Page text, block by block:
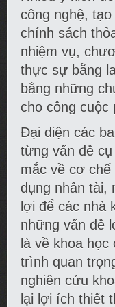
công nghệ,
chính sách
nhiệm vụ,
thực sự bằng
bằng những
cho công cuộc
Đại diện các
từng vấn đề
mắc về cơ
dụng nhân tài,
lợi để các nhà
những vấn đề
là về khoa
trình quan
nghiên cứu
lại lợi ích thiết